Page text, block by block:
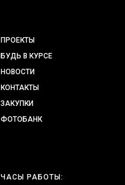
ПРОЕКТЫ
БУДЬ В КУРСЕ
НОВОСТИ
КОНТАКТЫ
ЗАКУПКИ
ФОТОБАНК
ЧАСЫ РАБОТЫ: